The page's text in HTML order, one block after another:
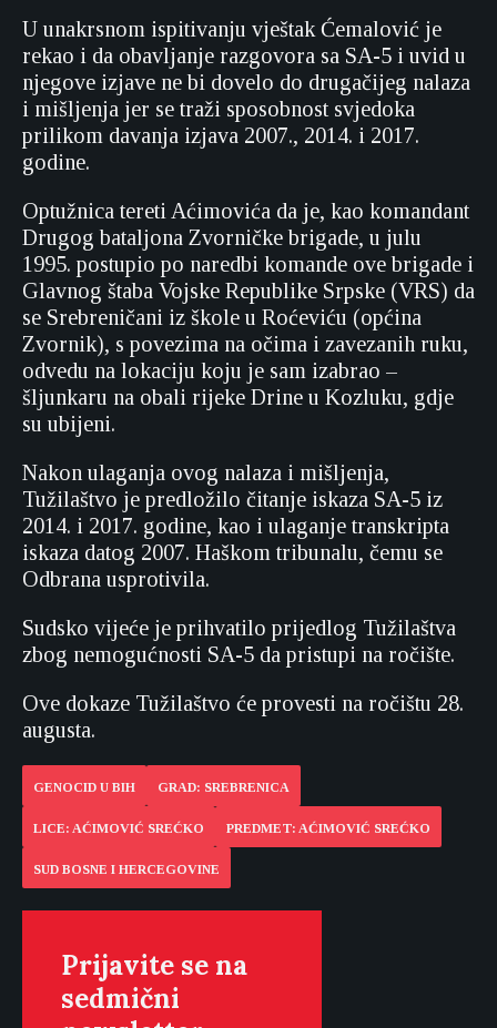
U unakrsnom ispitivanju vještak Ćemalović je
rekao i da obavljanje razgovora sa SA-5 i uvid u
njegove izjave ne bi dovelo do drugačijeg nalaza
i mišljenja jer se traži sposobnost svjedoka
prilikom davanja izjava 2007., 2014. i 2017.
godine.
Optužnica tereti Aćimovića da je, kao komandant
Drugog bataljona Zvorničke brigade, u julu
1995. postupio po naredbi komande ove brigade i
Glavnog štaba Vojske Republike Srpske (VRS) da
se Srebreničani iz škole u Roćeviću (općina
Zvornik), s povezima na očima i zavezanih ruku,
odvedu na lokaciju koju je sam izabrao –
šljunkaru na obali rijeke Drine u Kozluku, gdje
su ubijeni.
Nakon ulaganja ovog nalaza i mišljenja,
Tužilaštvo je predložilo čitanje iskaza SA-5 iz
2014. i 2017. godine, kao i ulaganje transkripta
iskaza datog 2007. Haškom tribunalu, čemu se
Odbrana usprotivila.
Sudsko vijeće je prihvatilo prijedlog Tužilaštva
zbog nemogućnosti SA-5 da pristupi na ročište.
Ove dokaze Tužilaštvo će provesti na ročištu 28.
augusta.
GENOCID U BIH GRAD: SREBRENICA
LICE: AĆIMOVIĆ SREĆKO PREDMET: AĆIMOVIĆ SREĆKO
SUD BOSNE I HERCEGOVINE
Prijavite se na
sedmični